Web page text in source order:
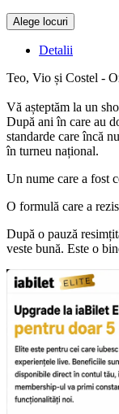
Alege locuri
Detalii
Teo, Vio și Costel -
Vă așteptăm la un
După ani în care au
standarde care încă
în turneu național.
Un nume care a fost
O formulă care a
După o pauză
veste bună. Este o